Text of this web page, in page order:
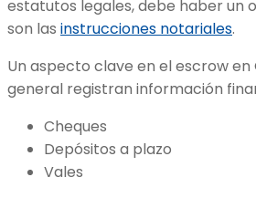
estatutos legales, debe haber un
son las instrucciones notariales.
Un aspecto clave en el escrow
general registran información
Cheques
Depósitos a plazo
Vales